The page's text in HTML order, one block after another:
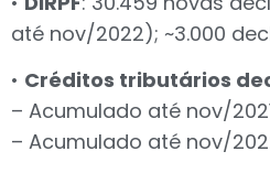
até nov/2022); ~3.000
• Créditos tributários
– Acumulado até nov/
– Acumulado até nov/